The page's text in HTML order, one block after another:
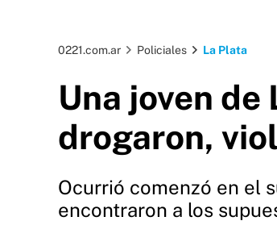
0221.com.ar Policiales La Plata
Una joven
drogaron,
Ocurrió comenzó en el
encontraron a los